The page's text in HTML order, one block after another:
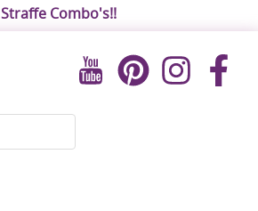
Straffe Combo's!!